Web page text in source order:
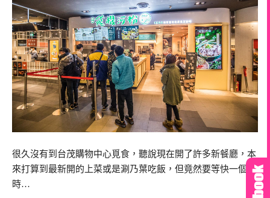
很久沒有到台茂購物中心覓食，聽說現在開了許多新餐廳，本
來打算到最新開的上菜或是涮乃葉吃飯，但竟然要等快一個小
時…